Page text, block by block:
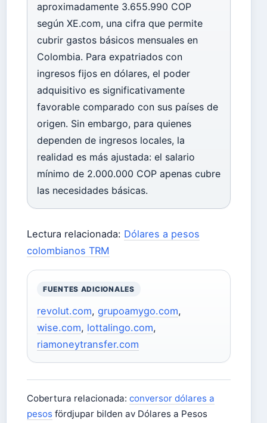
aproximadamente 3.655.990 COP
según XE.com, una cifra que permite
cubrir gastos básicos mensuales en
Colombia. Para expatriados con
ingresos fijos en dólares, el poder
adquisitivo es significativamente
favorable comparado con sus países de
origen. Sin embargo, para quienes
dependen de ingresos locales, la
realidad es más ajustada: el salario
mínimo de 2.000.000 COP apenas cubre
las necesidades básicas.
Lectura relacionada: Dólares a pesos
colombianos TRM
FUENTES ADICIONALES
revolut.com, grupoamygo.com,
wise.com, lottalingo.com,
riamoneytransfer.com
Cobertura relacionada: conversor dólares a
pesos fördjupar bilden av Dólares a Pesos